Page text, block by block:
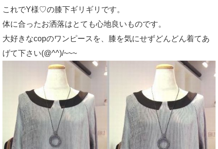
これでY様♡の膝下ギリギリです。
体に合ったお洒落はとても心地良いものです。
大好きなcopのワンピースを、膝を気にせずどんどん着てあ
げて下さい(@^^)/~~~